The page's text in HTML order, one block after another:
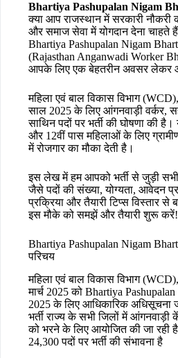
Bhartiya Pashupalan Nigam
क्या आप राजस्थान में सरकारी नौकरी
और समाज सेवा में योगदान देना चाहते
Bhartiya Pashupalan Nigam
(Rajasthan Anganwadi Worker
आपके लिए एक बेहतरीन अवसर लेकर
महिला एवं बाल विकास विभाग
साल 2025 के लिए आंगनवाड़ी वर्कर,
साथिन पदों पर भर्ती की घोषणा की है।
और 12वीं पास महिलाओं के लिए
में रोजगार का मौका देती है।
इस लेख में हम आपको भर्ती से जुड़ी
जैसे पदों की संख्या, योग्यता, आवेदन
प्रक्रिया और तैयारी टिप्स विस्तार से
इस मौके को समझें और तैयारी शुरू करें!
Bhartiya Pashupalan Nigam
परिचय
महिला एवं बाल विकास विभाग
मार्च 2025 को Bhartiya
2025 के लिए आधिकारिक अधिसूचना
भर्ती राज्य के सभी जिलों में आंगनवाड़ी
को भरने के लिए आयोजित की जा
24,300 पदों पर भर्ती की संभावना है